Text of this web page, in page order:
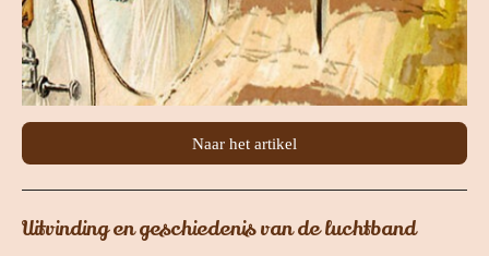
Naar het artikel
Uitvinding en geschiedenis van de luchtband